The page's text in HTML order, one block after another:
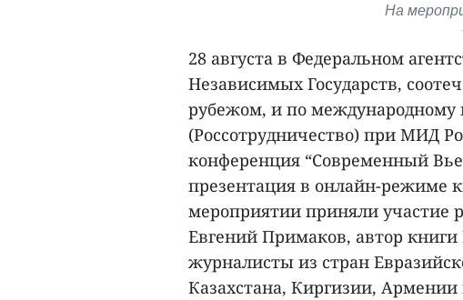
На
28 августа в Федеральном
Независимых Государств,
рубежом, и по международному
(Россотрудничество) при МИД
конференция “Современный
презентация в онлайн-режиме
мероприятии приняли участие
Евгений Примаков, автор
журналисты из стран
Казахстана, Киргизии,